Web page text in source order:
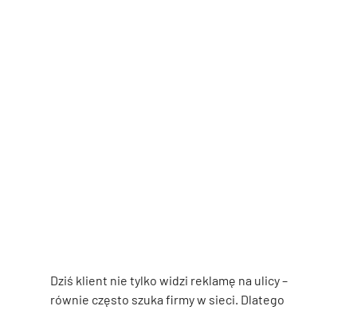
Dziś klient nie tylko widzi reklamę na ulicy –
równie często szuka firmy w sieci. Dlatego